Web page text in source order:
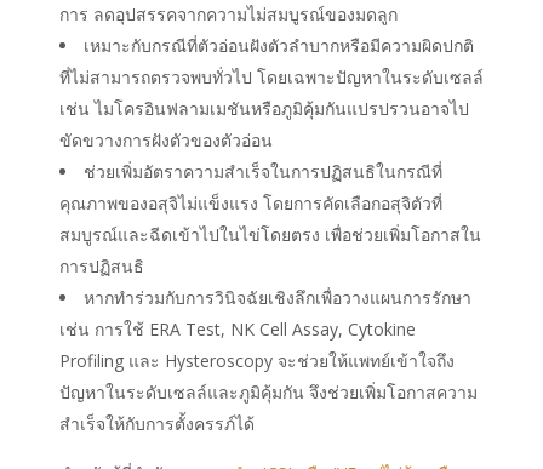
การ ลดอุปสรรคจากความไม่สมบูรณ์ของมดลูก
เหมาะกับกรณีที่ตัวอ่อนฝังตัวลำบากหรือมีความผิดปกติ
ที่ไม่สามารถตรวจพบทั่วไป โดยเฉพาะปัญหาในระดับเซลล์
เช่น ไมโครอินฟลามเมชันหรือภูมิคุ้มกันแปรปรวนอาจไป
ขัดขวางการฝังตัวของตัวอ่อน
ช่วยเพิ่มอัตราความสำเร็จในการปฏิสนธิในกรณีที่
คุณภาพของอสุจิไม่แข็งแรง โดยการคัดเลือกอสุจิตัวที่
สมบูรณ์และฉีดเข้าไปในไข่โดยตรง เพื่อช่วยเพิ่มโอกาสใน
การปฏิสนธิ
หากทำร่วมกับการวินิจฉัยเชิงลึกเพื่อวางแผนการรักษา
เช่น การใช้ ERA Test, NK Cell Assay, Cytokine
Profiling และ Hysteroscopy จะช่วยให้แพทย์เข้าใจถึง
ปัญหาในระดับเซลล์และภูมิคุ้มกัน จึงช่วยเพิ่มโอกาสความ
สำเร็จให้กับการตั้งครรภ์ได้